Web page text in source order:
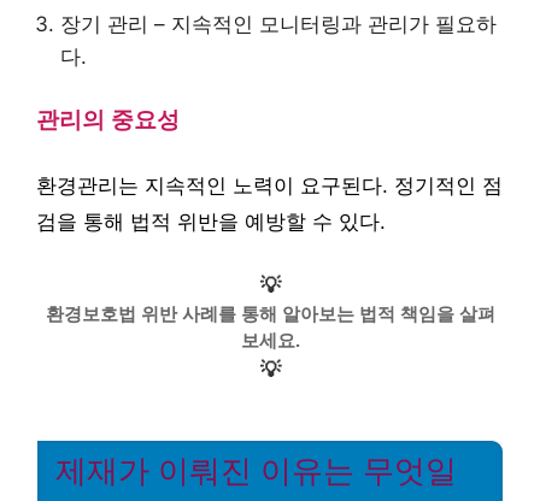
장기 관리 – 지속적인 모니터링과 관리가 필요하
다.
관리의 중요성
환경관리는 지속적인 노력이 요구된다. 정기적인 점
검을 통해 법적 위반을 예방할 수 있다.
💡
환경보호법 위반 사례를 통해 알아보는 법적 책임을 살펴
보세요.
💡
제재가 이뤄진 이유는 무엇일